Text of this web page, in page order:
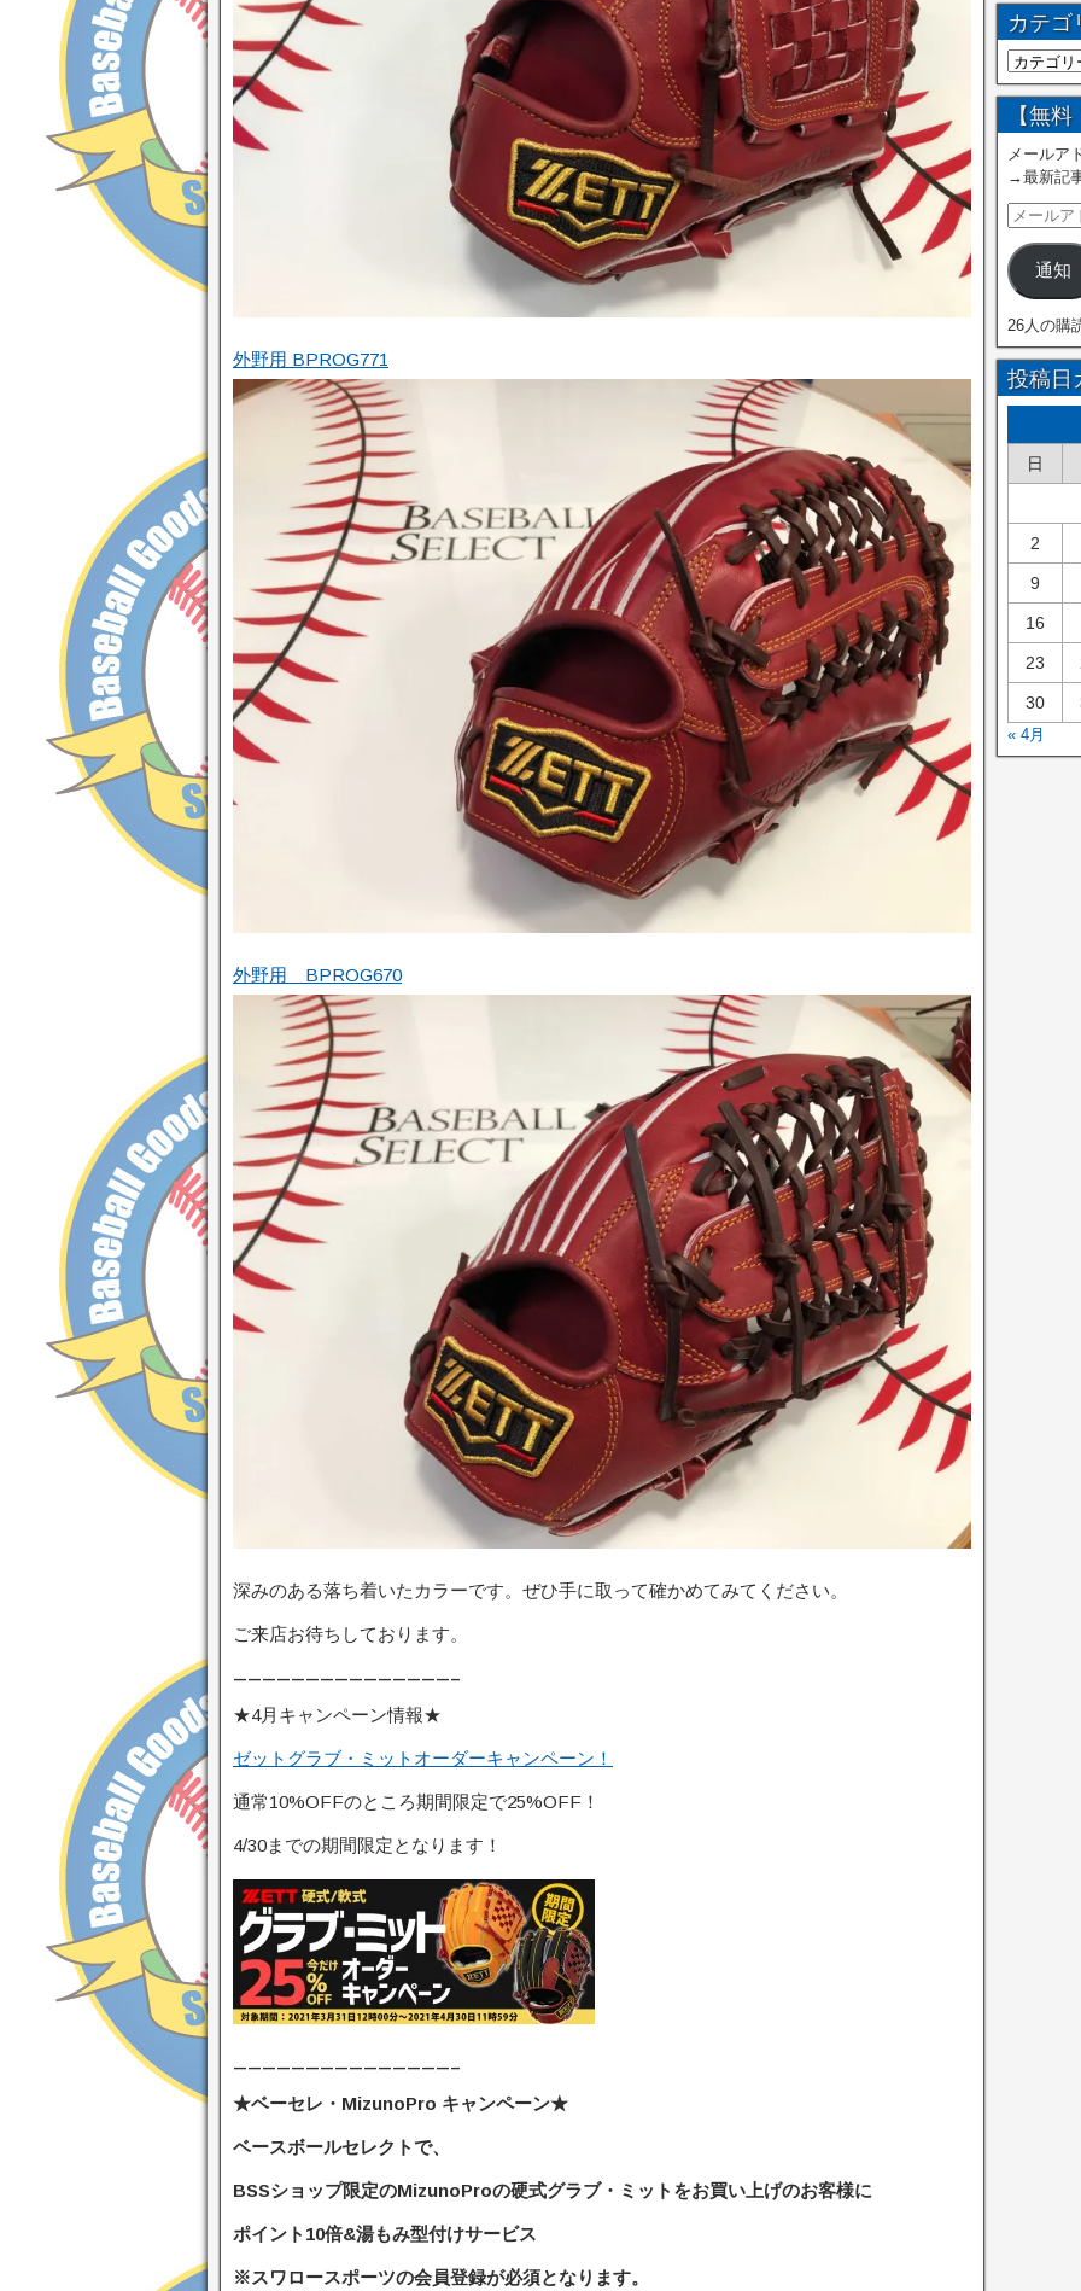
外野用 BPROG771
外野用 BPROG670
深みのある落ち着いたカラーです。ぜひ手に取って確かめてみてください。
ご来店お待ちしております。
———————————————–
★4月キャンペーン情報★
ゼットグラブ・ミットオーダーキャンペーン！
通常10%OFFのところ期間限定で25%OFF！
4/30までの期間限定となります！
———————————————–
★ベーセレ・MizunoPro キャンペーン★
ベースボールセレクトで、
BSSショップ限定のMizunoProの硬式グラブ・ミットをお買い上げのお客様に
ポイント10倍&湯もみ型付けサービス
※スワロースポーツの会員登録が必須となります。
カテゴ
【無
メールア
→最新記
通知
26人の購
投稿日
日
2
9
16
23
30
« 4月